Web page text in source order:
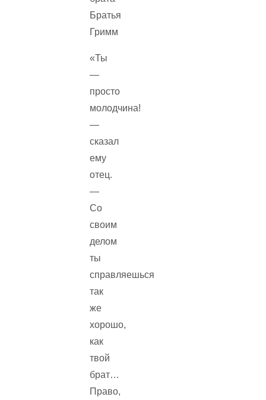
«Ты
—
просто
молодчина!
—
сказал
ему
отец.
—
Со
своим
делом
ты
справляешься
так
же
хорошо,
как
твой
брат…
Право,